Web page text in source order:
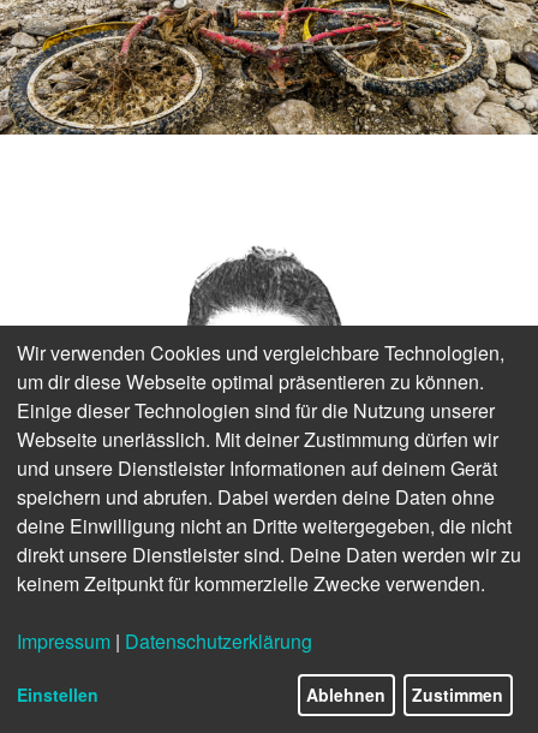
Wir verwenden Cookies und vergleichbare Technologien,
um dir diese Webseite optimal präsentieren zu können.
Einige dieser Technologien sind für die Nutzung unserer
Webseite unerlässlich. Mit deiner Zustimmung dürfen wir
und unsere Dienstleister Informationen auf deinem Gerät
speichern und abrufen. Dabei werden deine Daten ohne
deine Einwilligung nicht an Dritte weitergegeben, die nicht
direkt unsere Dienstleister sind. Deine Daten werden wir zu
keinem Zeitpunkt für kommerzielle Zwecke verwenden.
Impressum | Datenschutzerklärung
Einstellen Ablehnen Zustimmen